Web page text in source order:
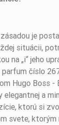
je
situácii,
na „i“ jeho
číslo
Hugo Boss -
a
ktorú si
svete, ktorým
RECENZIU!